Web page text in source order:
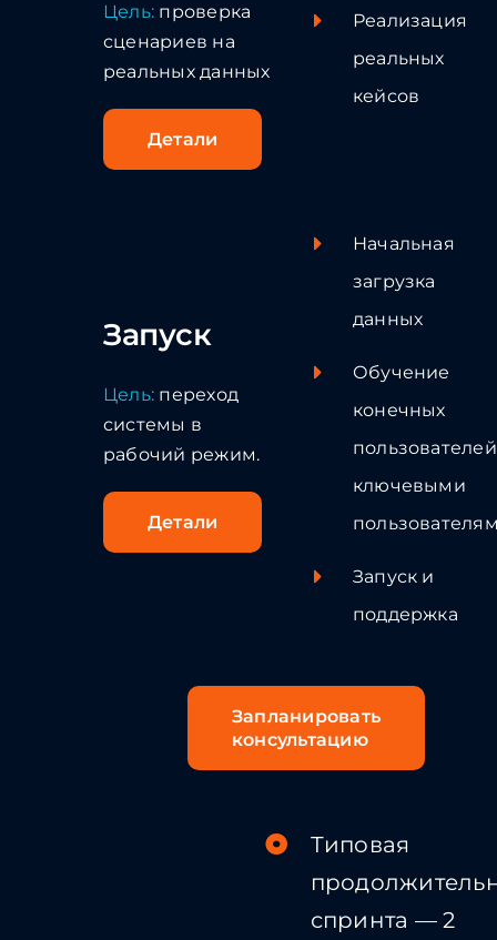
Цель: проверка
сценариев на
реальных данных
Детали
Реализация
реальных
кейсов
Запуск
Цель: переход
системы в
рабочий режим.
Детали
Начальная
загрузка
данных
Обучение
конечных
пользователей
ключевыми
Запуск и
поддержка
Запланировать
консультацию
Типовая
спринта — 2